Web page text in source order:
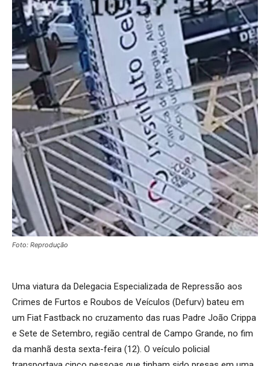
Foto: Reprodução
Uma viatura da Delegacia Especializada de Repressão aos
Crimes de Furtos e Roubos de Veículos (Defurv) bateu em
um Fiat Fastback no cruzamento das ruas Padre João Crippa
e Sete de Setembro, região central de Campo Grande, no fim
da manhã desta sexta-feira (12). O veículo policial